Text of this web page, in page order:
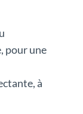
pour une
à